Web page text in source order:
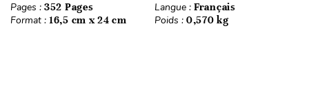
Pages : 352 Pages Langue : Français
Format : 16,5 cm x 24 cm Poids : 0,570 kg